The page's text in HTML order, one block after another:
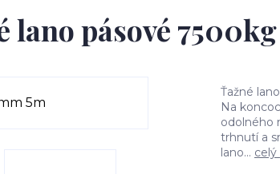
lano pásové
Ťažné
Na
odolného
trhnutí a
lano... celý